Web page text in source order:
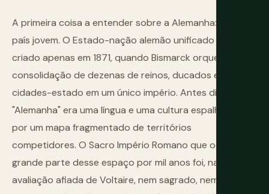
A primeira coisa a entender sobre a Alemanha: é um
país jovem. O Estado-nação alemão unificado foi
criado apenas em 1871, quando Bismarck orquestrou a
consolidação de dezenas de reinos, ducados e
cidades-estado em um único império. Antes disso,
"Alemanha" era uma língua e uma cultura espalhadas
por um mapa fragmentado de territórios
competidores. O Sacro Império Romano que ocupou
grande parte desse espaço por mil anos foi, na
avaliação afiada de Voltaire, nem sagrado, nem romano,